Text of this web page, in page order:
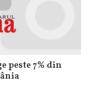
peste 7% din